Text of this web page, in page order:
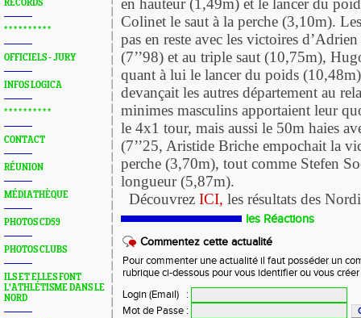
RECORDS
* * * * * * * * * *
OFFICIELS - JURY
INFOS LOGICA
* * * * * * * * * *
CONTACT
RÉUNION
MÉDIATHÈQUE
PHOTOS CD59
PHOTOS CLUBS
ILS ET ELLES FONT
L'ATHLÉTISME DANS LE
NORD
en hauteur (1,49m) et le lancer du
Colinet le saut à la perche (3,10m).
pas en reste avec les victoires
(7’’98) et au triple saut (10,75m),
quant à lui le lancer du poids
devançait les autres département au
minimes masculins apportaient leur
le 4x1 tour, mais aussi le 50m haies
(7’’25, Aristide Briche empochait la
perche (3,70m), tout comme Stefen
longueur (5,87m).
Découvrez ICI, les résultats des
les Réactions
Commentez cette actualité
Pour commenter une actualité il faut posséder un
rubrique ci-dessous pour vous identifier ou vous
Login (Email)
:
Mot de Passe :